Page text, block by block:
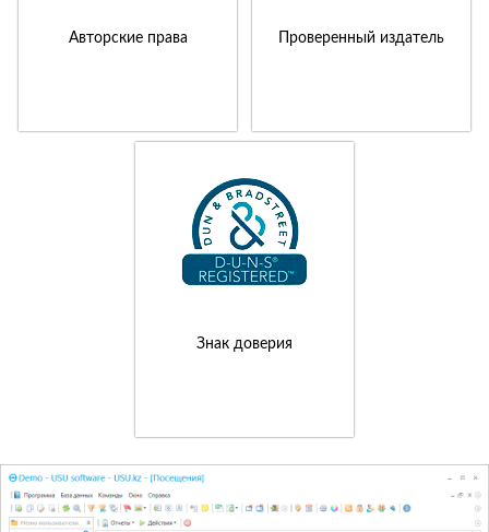
Авторские права Проверенный издатель
Знак доверия